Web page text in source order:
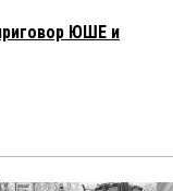
ЮШЕ и